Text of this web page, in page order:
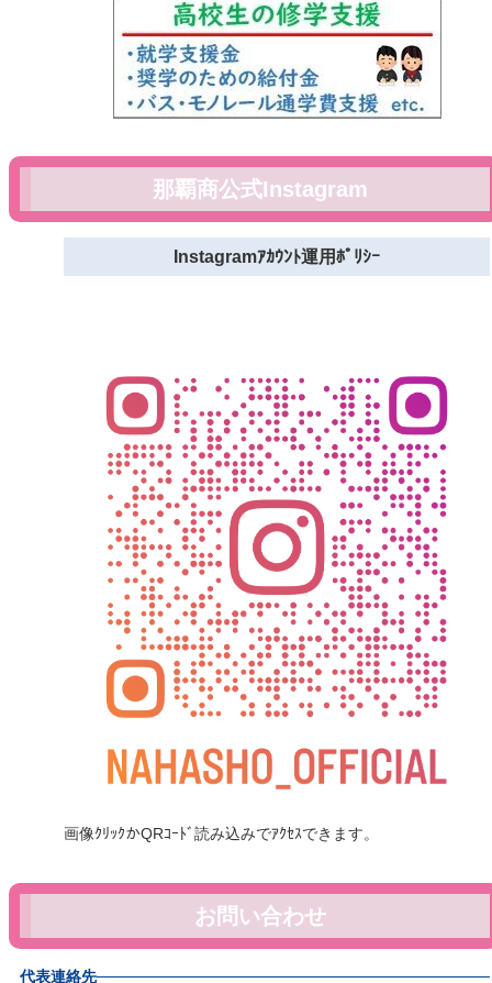
那覇商公式Instagram
Instagramｱｶｳﾝﾄ運用ﾎﾟﾘｼｰ
画像ｸﾘｯｸかQRｺｰﾄﾞ読み込みでｱｸｾｽできます。
お問い合わせ
代表連絡先